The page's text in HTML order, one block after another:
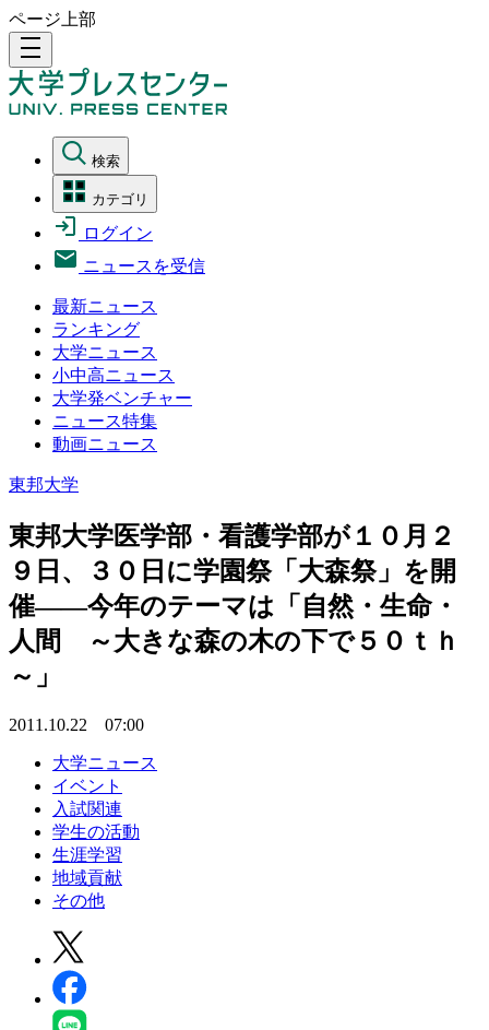
ページ上部
density_medium
検索
カテゴリ
ログイン
ニュースを受信
最新ニュース
ランキング
大学ニュース
小中高ニュース
大学発ベンチャー
ニュース特集
動画ニュース
東邦大学
東邦大学医学部・看護学部が１０月２
９日、３０日に学園祭「大森祭」を開
催――今年のテーマは「自然・生命・
人間 ～大きな森の木の下で５０ｔｈ
～」
2011.10.22 07:00
大学ニュース
イベント
入試関連
学生の活動
生涯学習
地域貢献
その他